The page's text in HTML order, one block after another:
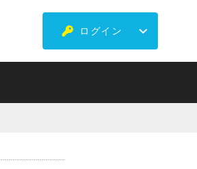
ログイン